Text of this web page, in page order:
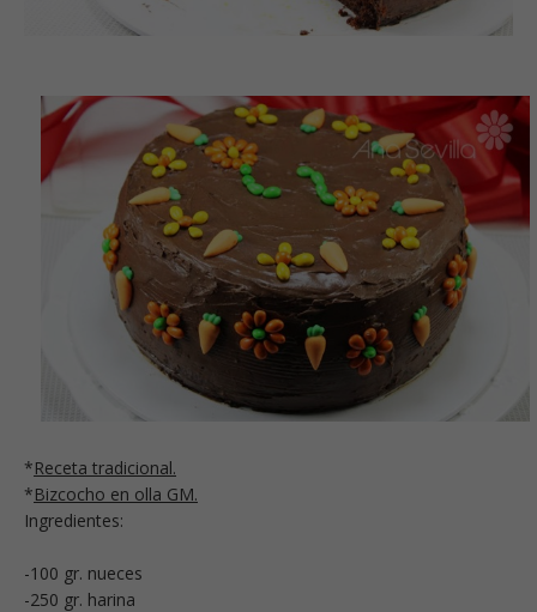
*Receta tradicional.
*Bizcocho en olla GM.
Ingredientes:
-100 gr. nueces
-250 gr. harina